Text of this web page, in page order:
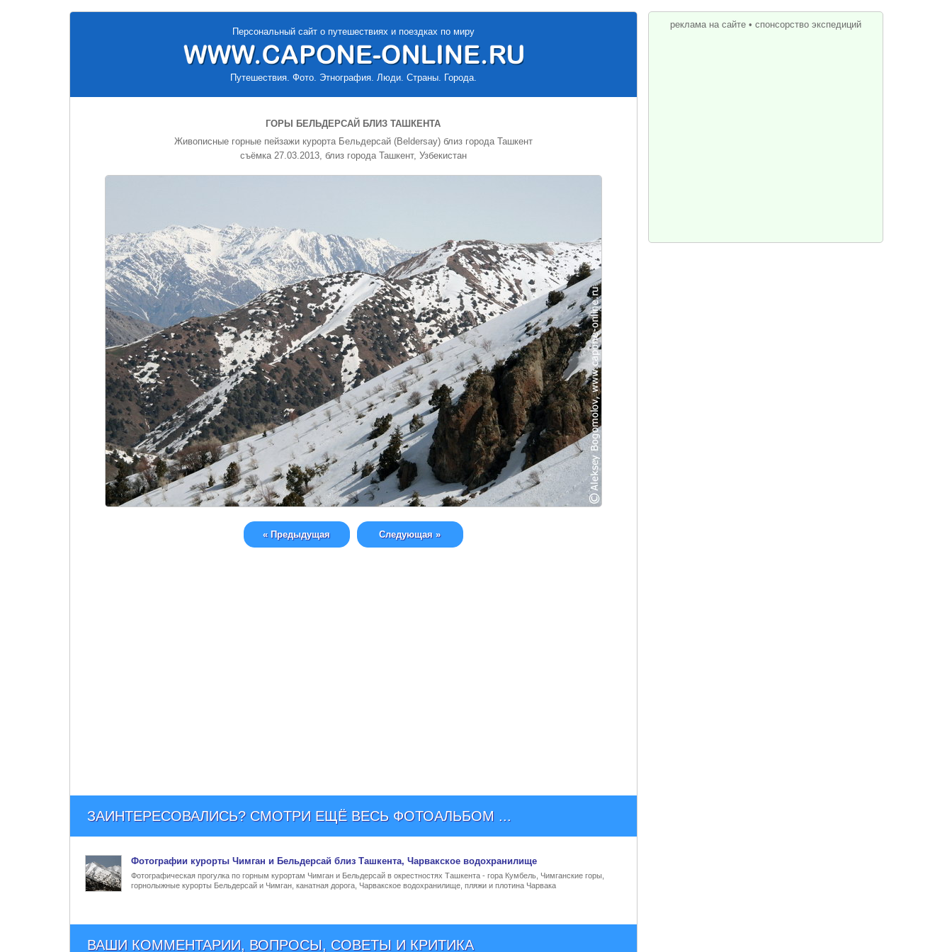
Персональный сайт о путешествиях и поездках по миру
Путешествия. Фото. Этнография. Люди. Страны. Города.
ГОРЫ БЕЛЬДЕРСАЙ БЛИЗ ТАШКЕНТА
Живописные горные пейзажи курорта Бельдерсай (Beldersay) близ города Ташкент
съёмка 27.03.2013, близ города Ташкент, Узбекистан
« Предыдущая Следующая »
ЗАИНТЕРЕСОВАЛИСЬ? СМОТРИ ЕЩЁ ВЕСЬ ФОТОАЛЬБОМ ...
Фотографии курорты Чимган и Бельдерсай близ Ташкента, Чарвакское водохранилище
Фотографическая прогулка по горным курортам Чимган и Бельдерсай в окрестностях Ташкента - гора Кумбель, Чимганские горы,
горнолыжные курорты Бельдерсай и Чимган, канатная дорога, Чарвакское водохранилище, пляжи и плотина Чарвака
ВАШИ КОММЕНТАРИИ, ВОПРОСЫ, СОВЕТЫ И КРИТИКА
реклама на сайте• спонсорство экспедиций